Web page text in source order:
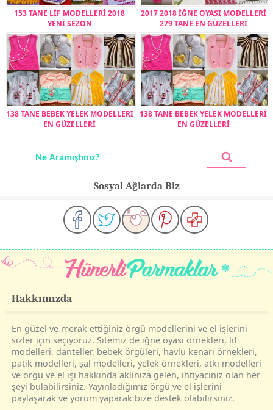
153 TANE LİF MODELLERİ 2018
YENİ SEZON
2017 2018 İĞNE OYASI MODELLERİ
279 TANE EN GÜZELLERİ
138 TANE BEBEK YELEK MODELLERİ
EN GÜZELLERİ
138 TANE BEBEK YELEK MODELLERİ
EN GÜZELLERİ
Sosyal Ağlarda Biz
Hakkımızda
En güzel ve merak ettiğiniz örgü modellerini ve el işlerini
sizler için seçiyoruz. Sitemiz de iğne oyası örnekleri, lif
modelleri, danteller, bebek örgüleri, havlu kenarı örnekleri,
patik modelleri, şal modelleri, yelek örnekleri, atkı modelleri
ve örgü ve el işi hakkında aklınıza gelen, ihtiyacınız olan her
şeyi bulabilirsiniz. Yayınladığımız örgü ve el işlerini
paylaşarak ve yorum yaparak bize destek olabilirsiniz.